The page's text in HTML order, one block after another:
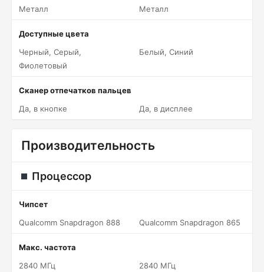
Металл
Металл
Доступные цвета
Черный, Серый,
Фиолетовый
Белый, Синий
Сканер отпечатков пальцев
Да, в кнопке
Да, в дисплее
Производительность
Процессор
Чипсет
Qualcomm Snapdragon 888
Qualcomm Snapdragon 865
Макс. частота
2840 МГц
2840 МГц